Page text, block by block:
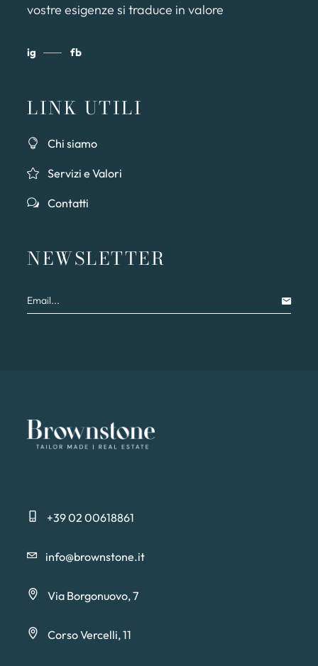
vostre esigenze si traduce in valore
ig fb
LINK UTILI
Chi siamo
Servizi e Valori
Contatti
NEWSLETTER
+39 02 00618861
info@brownstone.it
Via Borgonuovo, 7
Corso Vercelli, 11